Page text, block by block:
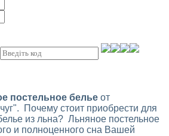
постельное белье от
Почему стоит приобрести для
из льна? Льняное постельное
и полноценного сна Вашей